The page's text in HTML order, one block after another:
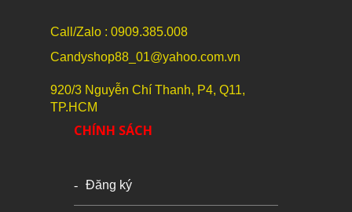
Call/Zalo : 0909.385.008
Candyshop88_01@yahoo.com.vn
920/3 Nguyễn Chí Thanh, P4, Q11,
TP.HCM
CHÍNH SÁCH
Đăng ký